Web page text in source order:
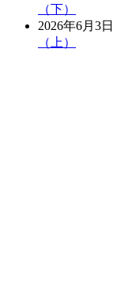
（下）
2026年6月3日
（上）